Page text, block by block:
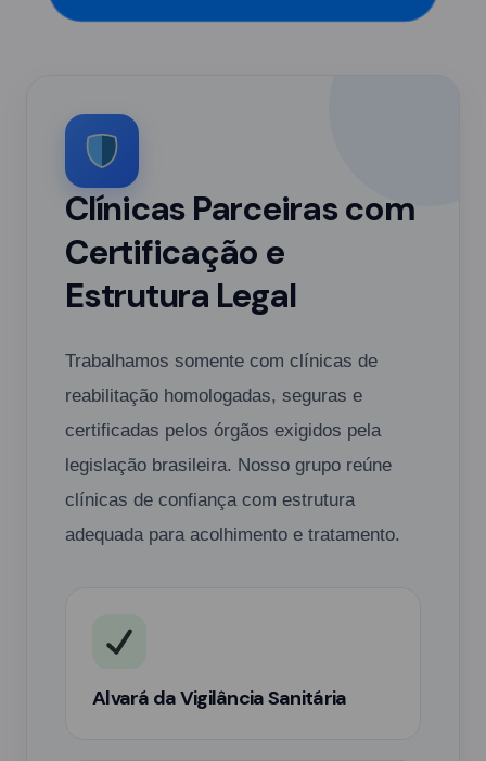
Clínicas Parceiras com
Certificação e
Estrutura Legal
Trabalhamos somente com clínicas de
reabilitação homologadas, seguras e
certificadas pelos órgãos exigidos pela
legislação brasileira. Nosso grupo reúne
clínicas de confiança com estrutura
adequada para acolhimento e tratamento.
Alvará da Vigilância Sanitária